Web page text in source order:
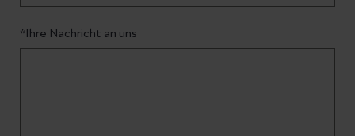
*Ihre Nachricht an uns